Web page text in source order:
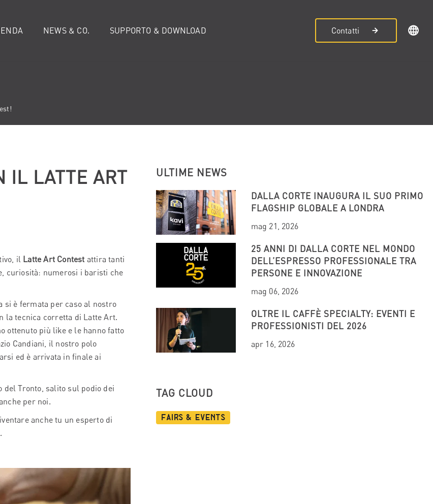
NEWS & CO. SUPPORTO & DOWNLOAD Contatti
IL LATTE ART
il Latte Art Contest attira tanti
curiosità: numerosi i baristi che
si è fermata per caso al nostro
la tecnica corretta di Latte Art.
ottenuto più like e le hanno fatto
Candiani, il nostro polo
ed è arrivata in finale ai
del Tronto, salito sul podio dei
per noi.
anche tu un esperto di
.
ULTIME NEWS
DALLA CORTE INAUGURA IL SUO PRIMO
FLAGSHIP GLOBALE A LONDRA
mag 21, 2026
25 ANNI DI DALLA CORTE NEL MONDO
DELL’ESPRESSO PROFESSIONALE TRA
PERSONE E INNOVAZIONE
mag 06, 2026
OLTRE IL CAFFÈ SPECIALTY: EVENTI E
PROFESSIONISTI DEL 2026
apr 16, 2026
TAG CLOUD
Fairs & Events